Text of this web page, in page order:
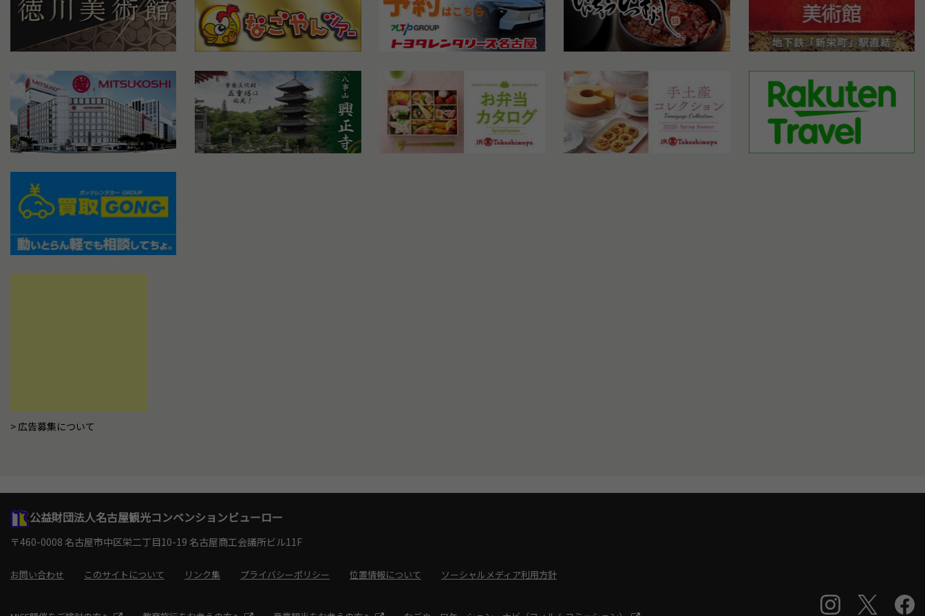
広告募集について
公益財団法人名古屋観光コンベンションビューロー
〒460-0008 名古屋市中区栄二丁目10-19 名古屋商工会議所ビル11F
お問い合わせ このサイトについて リンク集 プライバシーポリシー 位置情報について ソーシャルメディア利用方針